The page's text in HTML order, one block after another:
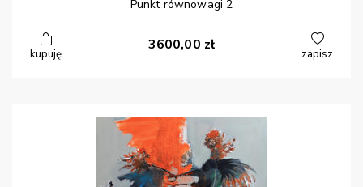
Punkt równowagi 2
kupuję
3600,00 zł
zapisz